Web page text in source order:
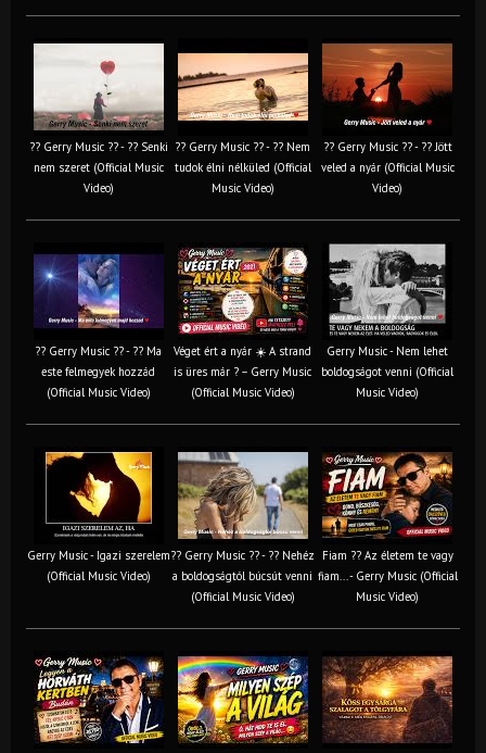
?? Gerry Music ?? - ?? Senki
nem szeret (Official Music
Video)
?? Gerry Music ?? - ?? Nem
tudok élni nélküled (Official
Music Video)
?? Gerry Music ?? - ?? Jött
veled a nyár (Official Music
Video)
?? Gerry Music ?? - ?? Ma
este felmegyek hozzád
(Official Music Video)
Véget ért a nyár ☀️ A strand
is üres már ? – Gerry Music
(Official Music Video)
Gerry Music - Nem lehet
boldogságot venni (Official
Music Video)
Gerry Music - Igazi szerelem
(Official Music Video)
?? Gerry Music ?? - ?? Nehéz
a boldogságtól búcsút venni
(Official Music Video)
Fiam ?‍? Az életem te vagy
fiam... - Gerry Music (Official
Music Video)